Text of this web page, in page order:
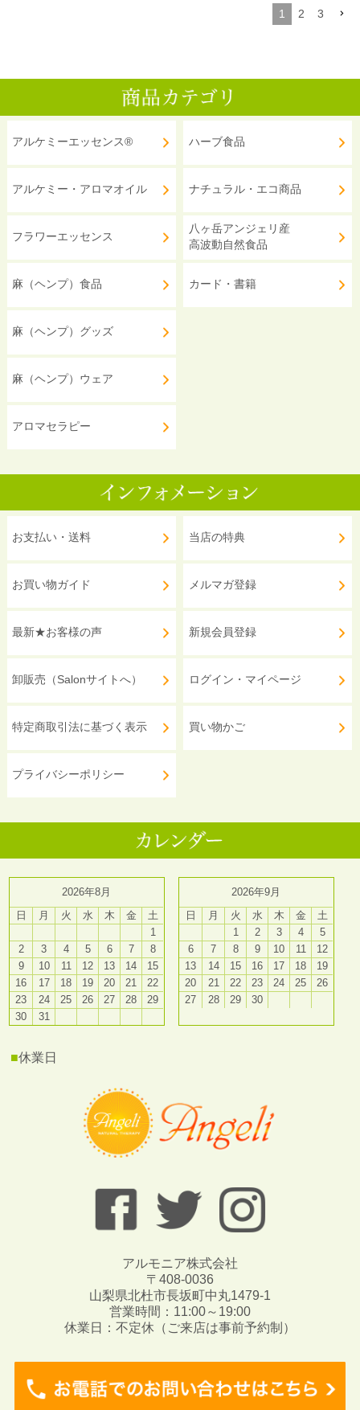
1 2 3
アルケミーエッセンス®
アルケミー・アロマオイル
フラワーエッセンス
麻（ヘンプ）食品
麻（ヘンプ）グッズ
麻（ヘンプ）ウェア
アロマセラピー
ハーブ食品
ナチュラル・エコ商品
八ヶ岳アンジェリ産
高波動自然食品
カード・書籍
お支払い・送料
お買い物ガイド
最新★お客様の声
卸販売（Salonサイトへ）
特定商取引法に基づく表示
プライバシーポリシー
当店の特典
メルマガ登録
新規会員登録
ログイン・マイページ
買い物かご
2026年8月
日
月 火 水 木 金
土
1
2
3 4 5 6 7
8
9
10 11 12 13 14
15
16
17 18 19 20 21
22
23
24 25 26 27 28
29
30
31
2026年9月
日
月 火 水 木 金
土
1
2 3 4
5
6
7 8 9 10 11
12
13
14 15 16 17 18
19
20
21 22 23 24 25
26
27
28 29 30
■休業日
アルモニア株式会社
〒408-0036
山梨県北杜市長坂町中丸1479-1
営業時間：11:00～19:00
休業日：不定休（ご来店は事前予約制）